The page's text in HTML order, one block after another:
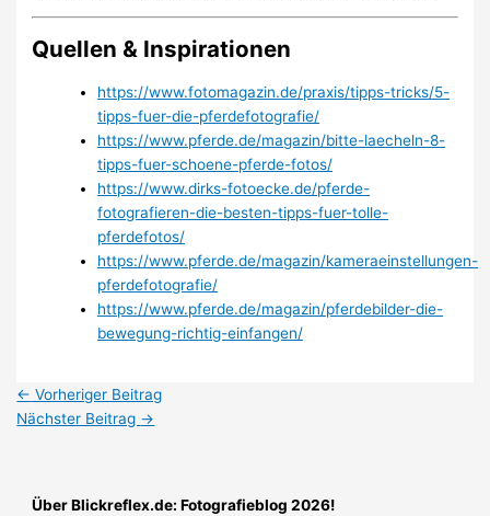
Quellen & Inspirationen
https://www.fotomagazin.de/praxis/tipps-tricks/5-
tipps-fuer-die-pferdefotografie/
https://www.pferde.de/magazin/bitte-laecheln-8-
tipps-fuer-schoene-pferde-fotos/
https://www.dirks-fotoecke.de/pferde-
fotografieren-die-besten-tipps-fuer-tolle-
pferdefotos/
https://www.pferde.de/magazin/kameraeinstellungen-
pferdefotografie/
https://www.pferde.de/magazin/pferdebilder-die-
bewegung-richtig-einfangen/
← Vorheriger Beitrag
Nächster Beitrag →
Über Blickreflex.de: Fotografieblog 2026!